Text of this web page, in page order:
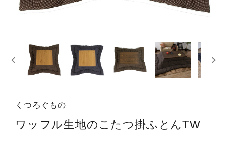
くつろぐもの
ワッフル生地のこたつ掛ふとんTW